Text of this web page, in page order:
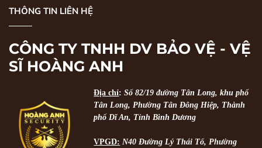
THÔNG TIN LIÊN HỆ
CÔNG TY TNHH DV BẢO VỆ - VỆ
SĨ HOÀNG ANH
Địa chỉ:Số 82/19 đường Tân Long, khu phố
Tân Long, Phường Tân Đông Hiệp, Thành
phố Dĩ An, Tỉnh Bình Dương
VPGD: N40 Đường Lý Thái Tổ, Phường